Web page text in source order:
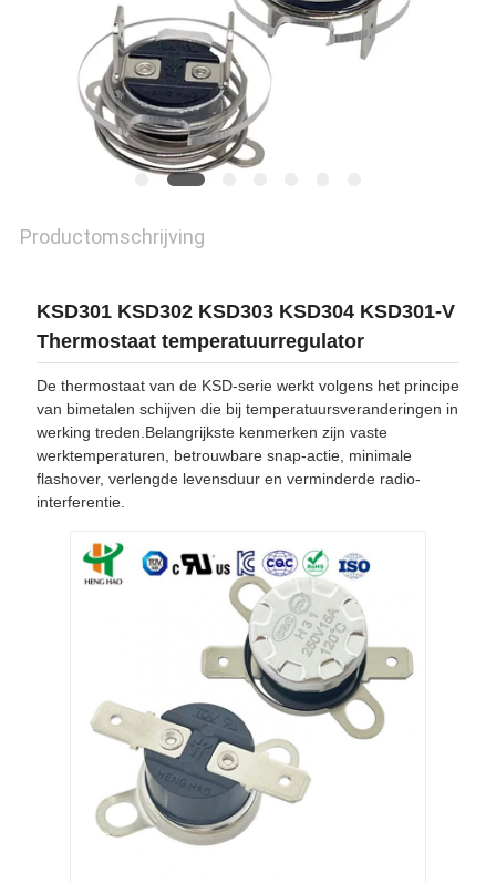
Productomschrijving
KSD301 KSD302 KSD303 KSD304 KSD301-V
Thermostaat temperatuurregulator
De thermostaat van de KSD-serie werkt volgens het principe
van bimetalen schijven die bij temperatuursveranderingen in
werking treden.Belangrijkste kenmerken zijn vaste
werktemperaturen, betrouwbare snap-actie, minimale
flashover, verlengde levensduur en verminderde radio-
interferentie.